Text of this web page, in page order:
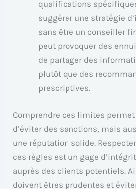
qualifications
suggérer une stratégie
sans être un conseiller
peut provoquer des
de partager des
plutôt que des
prescriptives.
Comprendre ces limites
d’éviter des sanctions, mais
une réputation solide.
ces règles est un gage
auprès des clients potentiels.
doivent êtres prudentes et